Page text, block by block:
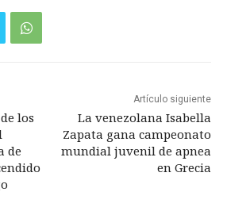
los
de
Artículo siguiente
La venezolana Isabella
Zapata gana campeonato
mundial juvenil de apnea
en Grecia